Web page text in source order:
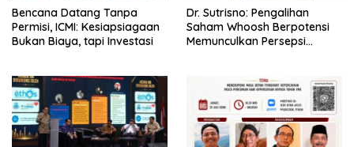
Bencana Datang Tanpa
Permisi, ICMI: Kesiapsiagaan
Bukan Biaya, tapi Investasi
Dr. Sutrisno: Pengalihan
Saham Whoosh Berpotensi
Memunculkan Persepsi